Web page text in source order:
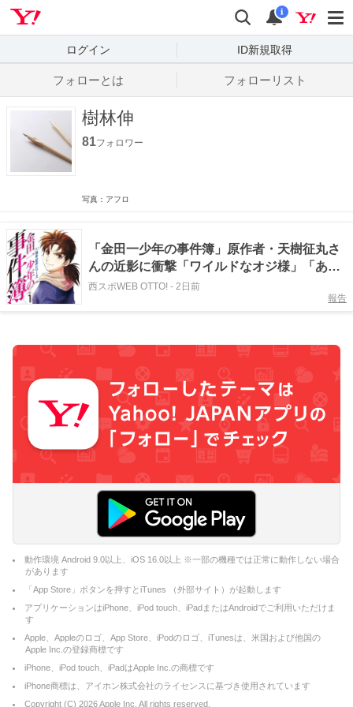
検索
通知
i
ログイン ID新規取得
フォローとは フォローリスト
樹林伸
81フォロワー
写真：アフロ
「金田一少年の事件簿」原作者・天樹征丸さ
んの近影に衝撃「ワイルドなオジ様」「あん
なファンキーな感じなのね」「MMRキバヤシ
西スポWEB OTTO! - 2日前
報告
動作環境 Android 9.0以上、iOS 16.0以上 ※一部の機種では正常に動作しない場合
があります
「App Store」ボタンを押すとiTunes （外部サイト）が起動します
アプリケーションはiPhone、iPod touch、iPadまたはAndroidでご利用いただけま
す
Apple、Appleのロゴ、App Store、iPodのロゴ、iTunesは、米国および他国の
Apple Inc.の登録商標です
iPhone、iPod touch、iPadはApple Inc.の商標です
iPhone商標は、アイホン株式会社のライセンスに基づき使用されています
Copyright (C) 2026Apple Inc. All rights reserved.